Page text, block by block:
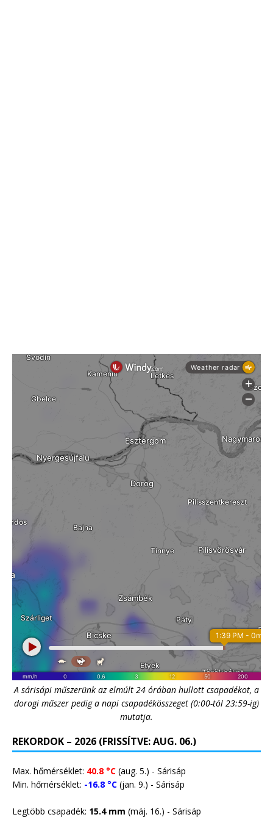
A sárisápi műszerünk az elmúlt 24 órában hullott csapadékot, a
dorogi műszer pedig a napi csapadékösszeget (0:00-tól 23:59-ig)
mutatja.
REKORDOK – 2026 (FRISSÍTVE: AUG. 06.)
Max. hőmérséklet: 40.8 °C (aug. 5.) - Sárisáp
Min. hőmérséklet: -16.8 °C (jan. 9.) - Sárisáp
Legtöbb csapadék: 15.4 mm (máj. 16.) - Sárisáp